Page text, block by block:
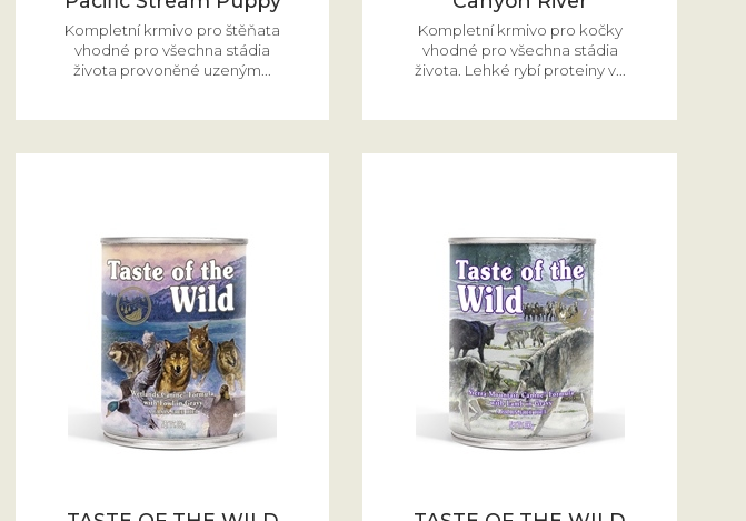
Kompletní krmivo pro štěňata
vhodné pro všechna stádia
života provoněné uzeným...
Kompletní krmivo pro kočky
vhodné pro všechna stádia
života. Lehké rybí proteiny v...